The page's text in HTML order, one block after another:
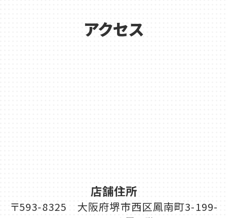
アクセス
店舗住所
〒593-8325 大阪府堺市西区鳳南町3-199-